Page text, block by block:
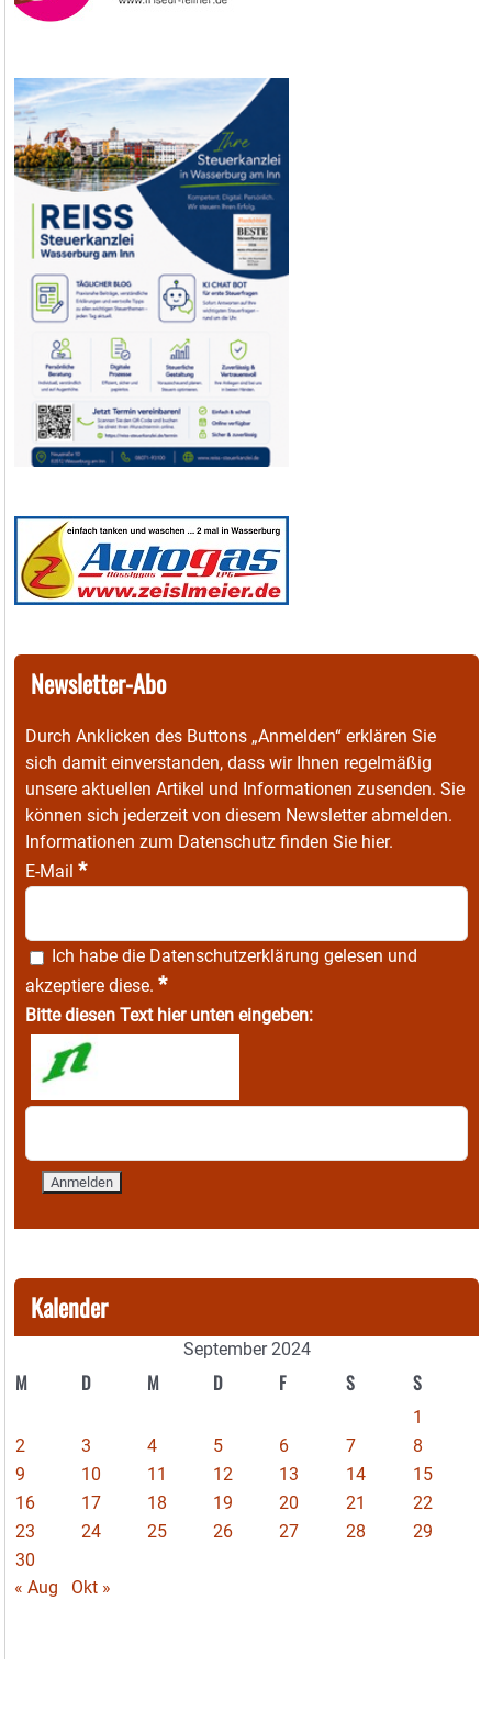
Newsletter-Abo
Durch Anklicken des Buttons „Anmelden“ erklären Sie
sich damit einverstanden, dass wir Ihnen regelmäßig
unsere aktuellen Artikel und Informationen zusenden. Sie
können sich jederzeit von diesem Newsletter abmelden.
Informationen zum Datenschutz finden Sie hier.
E-Mail *
Ich habe die Datenschutzerklärung gelesen und
akzeptiere diese. *
Bitte diesen Text hier unten eingeben:
Kalender
September 2024
M D M D F S S
1
2
3 4 5 6 7
8
9
10 11 12 13 14
15
16
17 18 19 20 21
22
23
24 25 26 27 28
29
30
« Aug
Okt »